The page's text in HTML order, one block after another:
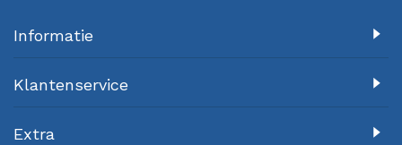
Informatie
Klantenservice
Extra